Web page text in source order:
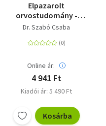
Elpazarolt
orvostudomány -
Hiteltelen kutatók,
kísérletek
Dr. Szabó Csaba
Online ár:
4 941 Ft
Kiadói ár: 5 490 Ft
Kosárba